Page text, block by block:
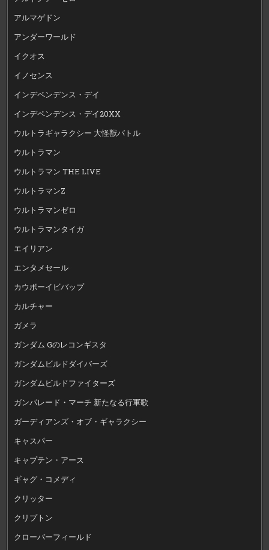
アルマゲドン
アンダーワールド
イクオス
イノセンス
インデペンデンス・デイ
インデペンデンス・デイ20XX
ウルトラギャラクシー 大怪獣バトル
ウルトラマン
ウルトラマン THE LIVE
ウルトラマンZ
ウルトラマンゼロ
ウルトラマンタイガ
エイリアン
エンタメセール
カウボーイビバップ
カルチャー
ガメラ
ガンダム Gのレコンギスタ
ガンダムビルドダイバーズ
ガンダムビルドファイターズ
ガンパレード・マーチ 新たなる行軍歌
ガーディアンズ・オブ・ギャラクシー
キャスパー
キャプテン・アース
ギャグ・コメディ
クリッター
クリプトン
クローバーフィールド